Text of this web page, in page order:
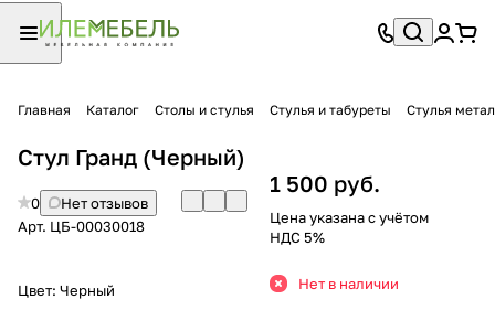
Главная Каталог Столы и стулья Стулья и табуреты Стулья
Стул Гранд (Черный)
0
Нет отзывов
Арт. ЦБ-00030018
Цвет: Черный
1 500 руб.
Цена указана с учётом
НДС 5%
Нет в наличии